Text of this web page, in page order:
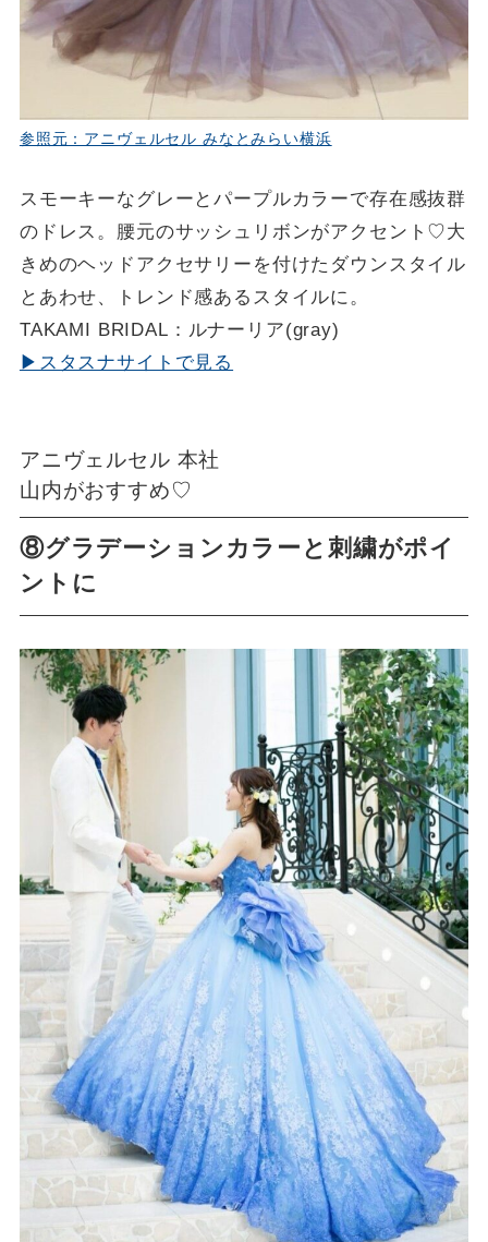
参照元：アニヴェルセル みなとみらい横浜
スモーキーなグレーとパープルカラーで存在感抜群
のドレス。腰元のサッシュリボンがアクセント♡大
きめのヘッドアクセサリーを付けたダウンスタイル
とあわせ、トレンド感あるスタイルに。
TAKAMI BRIDAL：ルナーリア(gray)
▶スタスナサイトで見る
アニヴェルセル 本社
山内がおすすめ♡
⑧グラデーションカラーと刺繍がポイ
ントに